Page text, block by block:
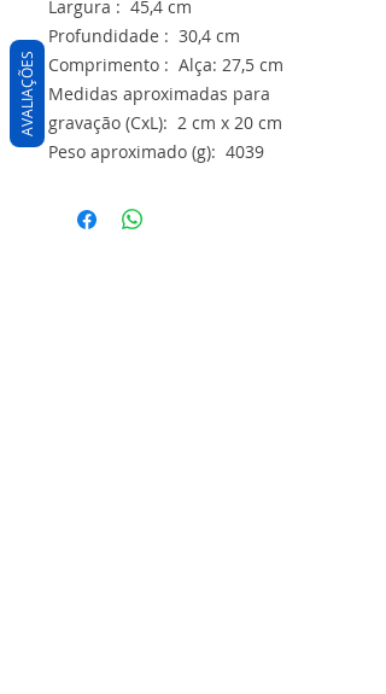
Largura : 45,4 cm
Profundidade : 30,4 cm
Comprimento : Alça: 27,5 cm
Medidas aproximadas para
gravação (CxL): 2 cm x 20 cm
Peso aproximado (g): 4039
AVALIAÇÕES